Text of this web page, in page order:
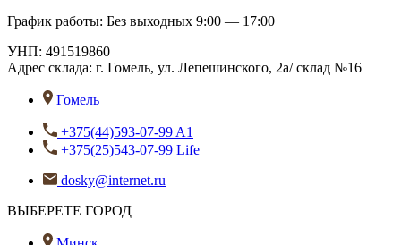
График работы: Без выходных 9:00 — 17:00
УНП: 491519860
Адрес склада: г. Гомель, ул. Лепешинского, 2а/ склад №16
Гомель
+375(44)593-07-99 A1
+375(25)543-07-99 Life
dosky@internet.ru
ВЫБЕРЕТЕ ГОРОД